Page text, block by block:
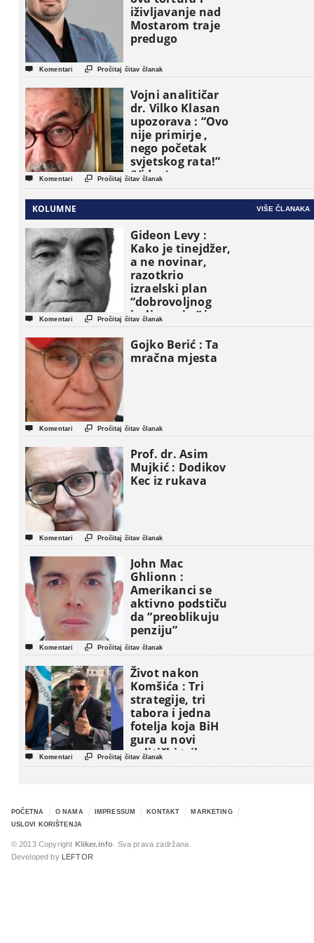
iživljavanje nad
Mostarom traje
predugo
 Komentari  Pročitaj čitav članak
Vojni analitičar
dr. Vilko Klasan
upozorava : “Ovo
nije primirje ,
nego početak
svjetskog rata!”
(Video)
 Komentari  Pročitaj čitav članak
KOLUMNE VIŠE ČLANAKA
Gideon Levy :
Kako je tinejdžer,
a ne novinar,
razotkrio
izraelski plan
“dobrovoljnog
iseljavanja ” iz
Gaze
 Komentari  Pročitaj čitav članak
Gojko Berić : Ta
mračna mjesta
 Komentari  Pročitaj čitav članak
Prof. dr. Asim
Mujkić : Dodikov
Kec iz rukava
 Komentari  Pročitaj čitav članak
John Mac
Ghlionn :
Amerikanci se
aktivno podstiču
da “preoblikuju
penziju”
 Komentari  Pročitaj čitav članak
Život nakon
Komšića : Tri
strategije, tri
tabora i jedna
fotelja koja BiH
gura u novi
politički triler
 Komentari  Pročitaj čitav članak
POČETNA O NAMA IMPRESSUM KONTAKT
MARKETING
USLOVI KORIŠTENJA
© 2013 Copyright Kliker.info . Sva prava zadržana.
Developed by
LEFTOR